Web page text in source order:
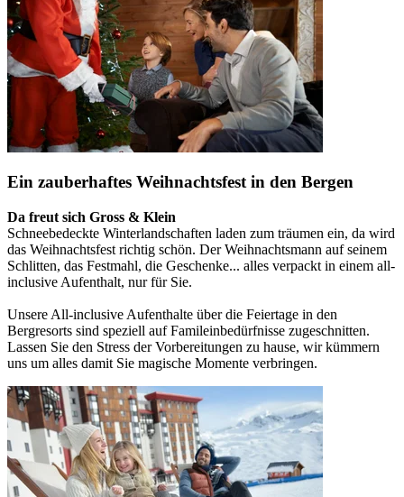
Ein zauberhaftes Weihnachtsfest in den Bergen
Da freut sich Gross & Klein
Schneebedeckte Winterlandschaften laden zum träumen ein, da wird
das Weihnachtsfest richtig schön. Der Weihnachtsmann auf seinem
Schlitten, das Festmahl, die Geschenke... alles verpackt in einem all-
inclusive Aufenthalt, nur für Sie.
Unsere All-inclusive Aufenthalte über die Feiertage in den
Bergresorts sind speziell auf Famileinbedürfnisse zugeschnitten.
Lassen Sie den Stress der Vorbereitungen zu hause, wir kümmern
uns um alles damit Sie magische Momente verbringen.